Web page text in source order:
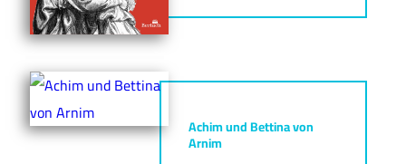
Achim und Bettina von
Arnim